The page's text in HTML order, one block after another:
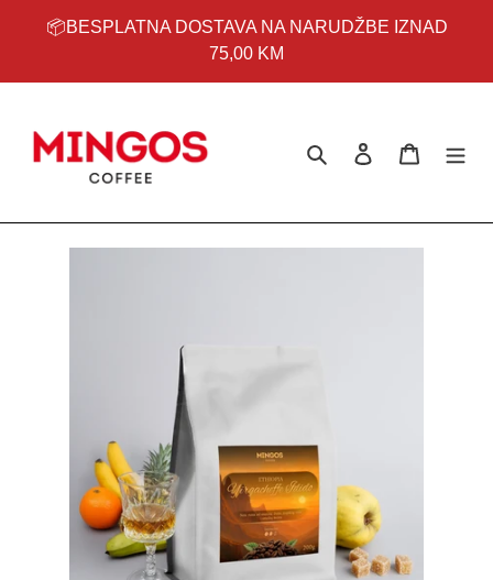
📦BESPLATNA DOSTAVA NA NARUDŽBE IZNAD
75,00 KM
Pretraži Prijavi seKošarica